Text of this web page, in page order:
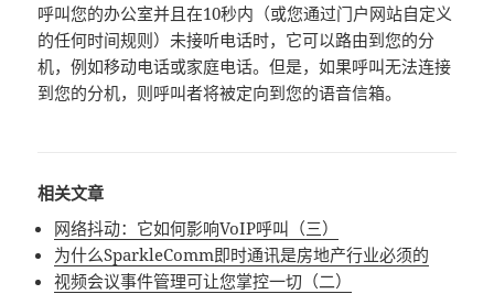
呼叫您的办公室并且在10秒内（或您通过门户网站自定义
的任何时间规则）未接听电话时，它可以路由到您的分
机，例如移动电话或家庭电话。但是，如果呼叫无法连接
到您的分机，则呼叫者将被定向到您的语音信箱。
相关文章
网络抖动：它如何影响VoIP呼叫（三）
为什么SparkleComm即时通讯是房地产行业必须的
视频会议事件管理可让您掌控一切（二）